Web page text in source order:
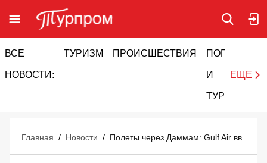
ВСЕ
НОВОСТИ:
ТУРИЗМ ПРОИСШЕСТВИЯ ПОГОДА
И
ТУРИЗМ
ЕЩЕ
Главная / Новости /